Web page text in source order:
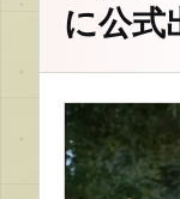
に公式